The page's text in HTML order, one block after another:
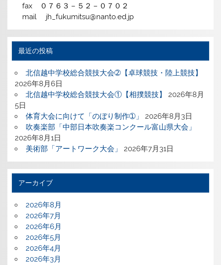
fax ０７６３－５２－０７０２
mail jh_fukumitsu@nanto.ed.jp
最近の投稿
北信越中学校総合競技大会➁【卓球競技・陸上競技】
2026年8月6日
北信越中学校総合競技大会①【相撲競技】
2026年8月
5日
体育大会に向けて「のぼり制作➀」
2026年8月3日
吹奏楽部「中部日本吹奏楽コンクール富山県大会」
2026年8月1日
美術部「アートワーク大会」
2026年7月31日
アーカイブ
2026年8月
2026年7月
2026年6月
2026年5月
2026年4月
2026年3月